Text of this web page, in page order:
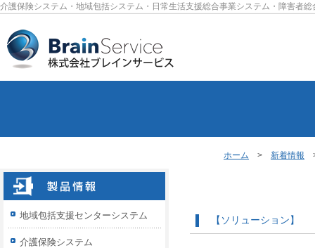
介護保険システム・地域包括システム・日常生活支援総合事業システム・障害者総
ホーム > 新着情報
【ソリューション】
地域包括支援センターシステム
介護保険システム